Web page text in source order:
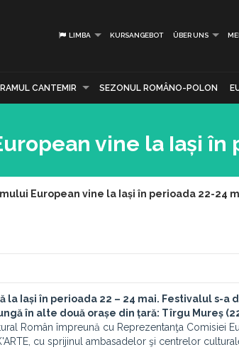
LIMBA KURSANGEBOT ÜBER UNS
CANTEMIR SEZONUL ROMÂNO-POLON
vine la Iași în
European vine la Iași în perioada 22-24
la Iași în perioada 22 – 24 mai. Festivalul s-a
în alte două orașe din țară: Tîrgu Mureș
Român împreună cu Reprezentanţa Comisiei
cu sprijinul ambasadelor şi centrelor